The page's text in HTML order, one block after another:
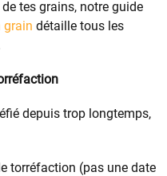
tes grains, notre guide
grain détaille tous les
depuis trop longtemps,
torréfaction (pas une date